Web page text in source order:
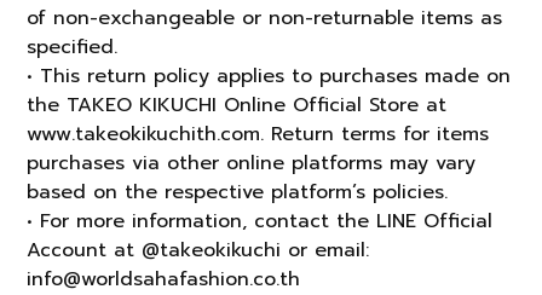
of non-exchangeable or non-returnable items as
specified.
• This return policy applies to purchases made on
the TAKEO KIKUCHI Online Official Store at
www.takeokikuchith.com. Return terms for items
purchases via other online platforms may vary
based on the respective platform’s policies.
• For more information, contact the LINE Official
Account at @takeokikuchi or email:
info@worldsahafashion.co.th